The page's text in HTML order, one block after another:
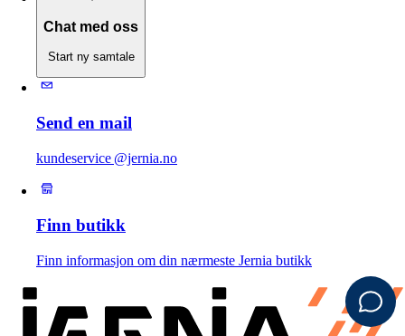
Chat med oss
Start ny samtale
Send en mail
kundeservice @jernia.no
Finn butikk
Finn informasjon om din nærmeste Jernia butikk